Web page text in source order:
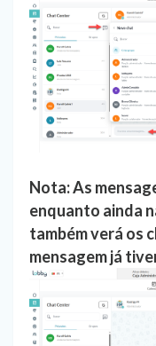
Nota: As
enquanto ainda
também verá os
mensagem já